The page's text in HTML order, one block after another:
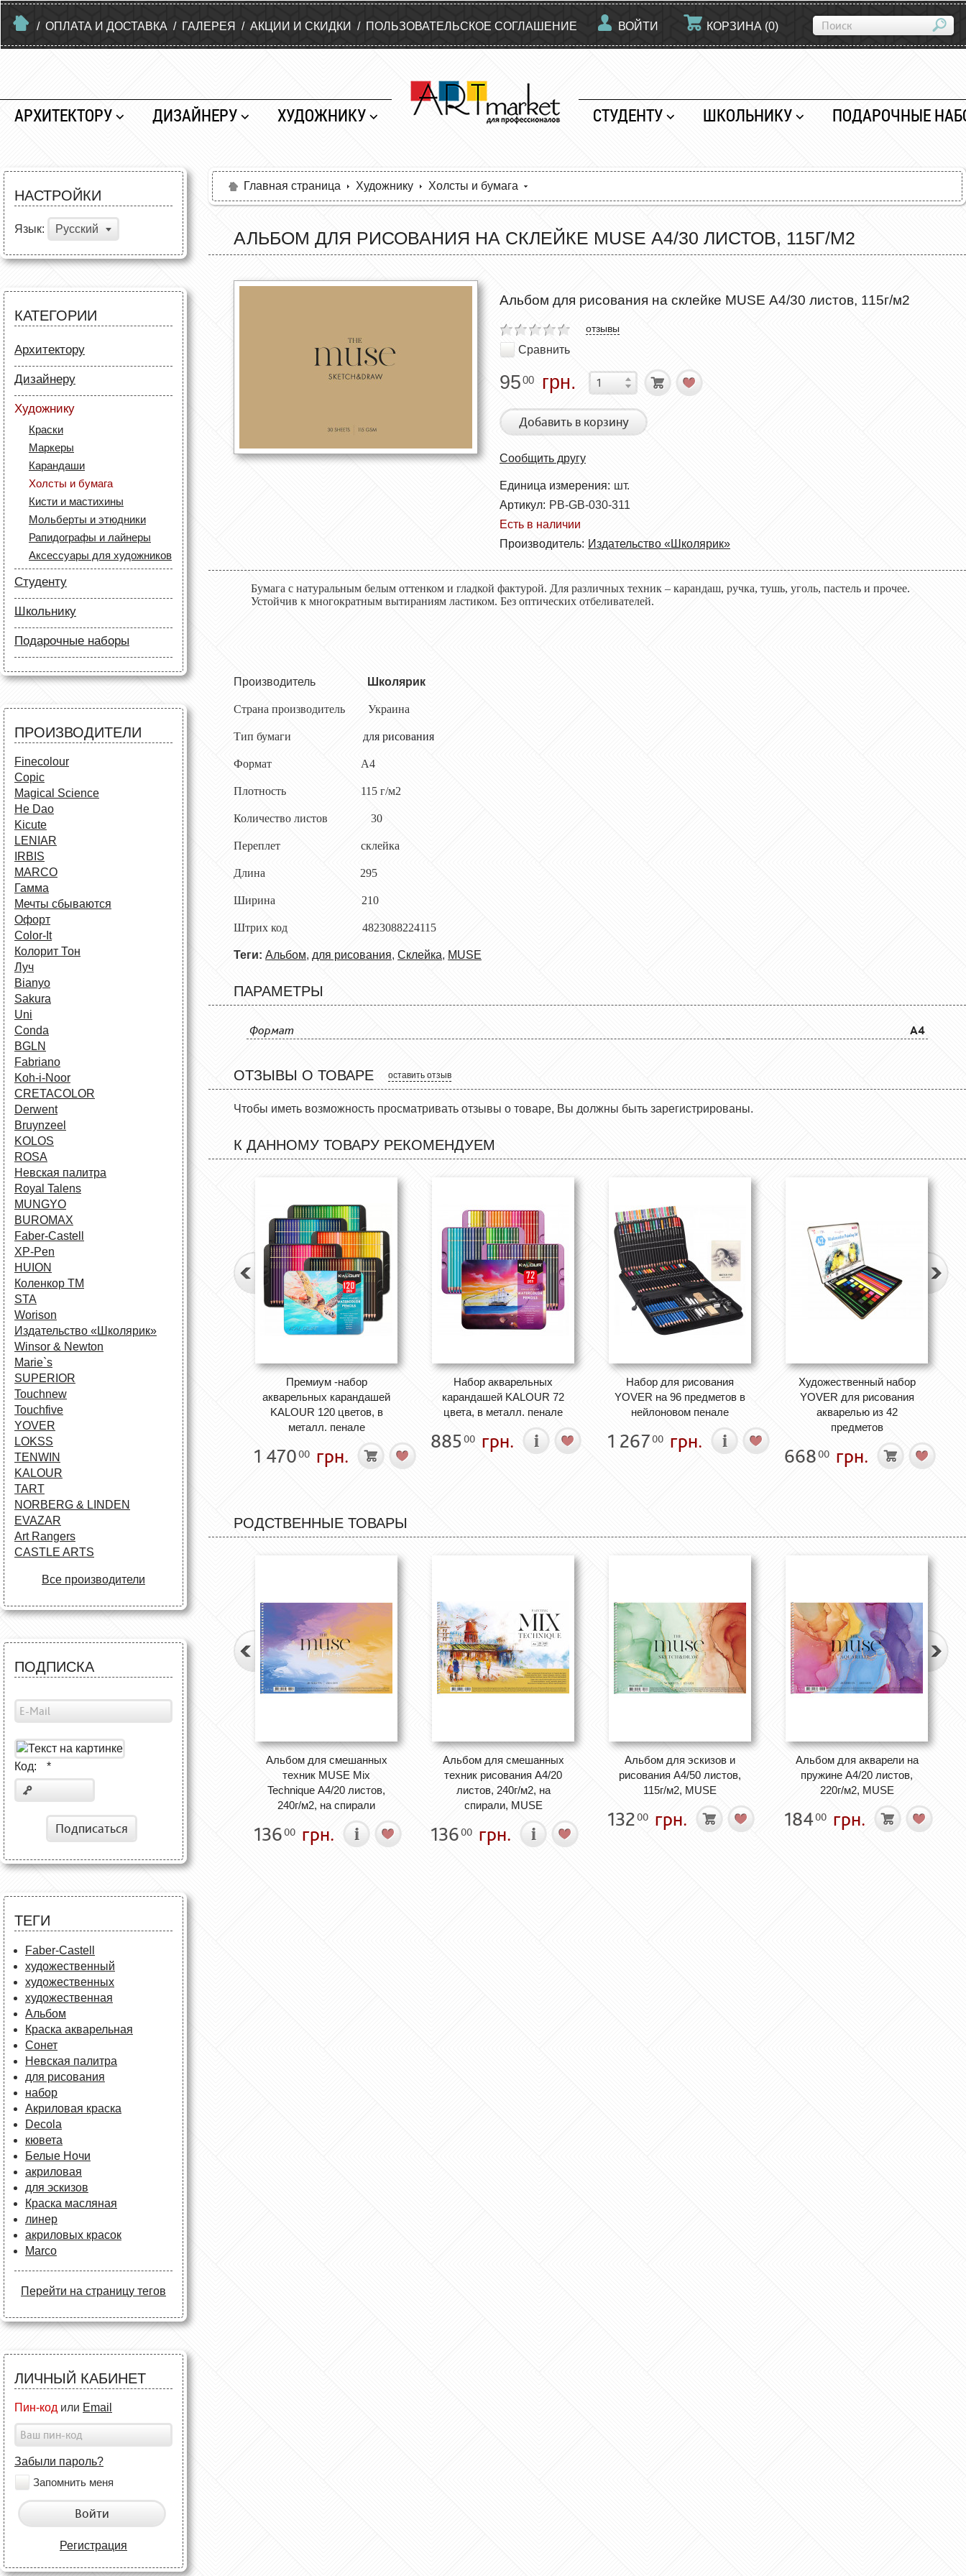
/ ОПЛАТА И ДОСТАВКА / ГАЛЕРЕЯ / АКЦИИ И СКИДКИ / ПОЛЬЗОВАТЕЛЬСКОЕ СОГЛАШЕНИЕ ВОЙТИ КОРЗИНА (0)
АРХИТЕКТОРУ ДИЗАЙНЕРУ ХУДОЖНИКУ СТУДЕНТУ ШКОЛЬНИКУ ПОДАРОЧНЫЕ
НАСТРОЙКИ
Язык: Русский
КАТЕГОРИИ
Архитектору
Бумага
Лайнеры
Маркеры
Карандаши
Аксессуары для
архитекторов
Дизайнеру
Бумага
Карандаши
Скетч маркеры
Лайнеры (рапидографы)
Аксессуары для дизайнеров
Художнику
Краски
Маркеры
Карандаши
Холсты и бумага
Кисти и мастихины
Мольберты и этюдники
Рапидографы и лайнеры
Аксессуары для художников
Студенту
Бумага
Лайнеры
Маркеры
Карандаши
Все для черчения
Школьнику
Бумага
Маркеры
Все для черчения
Все для творчества
Аксессуары для
школьников
Подарочные наборы
Карандаши
Краски и кисти
ПРОИЗВОДИТЕЛИ
Finecolour
Copic
Magical Science
He Dao
Kicute
LENIAR
IRBIS
MARCO
Гамма
Мечты сбываются
Офорт
Сolor-It
Колорит Тон
Луч
Bianyo
Sakura
Uni
Conda
BGLN
Fabriano
Koh-i-Noor
CRETACOLOR
Derwent
Bruynzeel
KOLOS
ROSA
Невская палитра
Royal Talens
MUNGYO
BUROMAX
Faber-Castell
XP-Pen
HUION
Коленкор ТМ
STA
Worison
Издательство «Школярик»
Winsor & Newton
Marie`s
SUPERIOR
Touchnew
Touchfive
YOVER
LOKSS
TENWIN
KALOUR
TART
NORBERG & LINDEN
EVAZAR
Art Rangers
CASTLE ARTS
Все производители
ПОДПИСКА
Код: *
Подписаться
ТЕГИ
Faber-Castell
художественный
художественных
художественная
Альбом
Краска акварельная
Сонет
Невская палитра
для рисования
набор
Акриловая краска
Decola
кювета
Белые Ночи
акриловая
для эскизов
Краска масляная
линер
акриловых красок
Marco
Перейти на страницу тегов
ЛИЧНЫЙ КАБИНЕТ
Пин-код или Email
Забыли пароль?
Запомнить меня
Войти
Регистрация
Главная страница Художнику Холсты и бумага
АЛЬБОМ ДЛЯ РИСОВАНИЯ НА СКЛЕЙКЕ MUSE А4/30 ЛИСТОВ, 115Г/М2
Альбом для рисования на склейке MUSE А4/30 листов, 115г/м2
отзывы
Сравнить
9500 грн.
Добавить в корзину
Сообщить другу
Единица измерения: шт.
Артикул: PB-GB-030-311
Есть в наличии
Производитель: Издательство «Школярик»
Бумага с натуральным белым оттенком и гладкой фактурой. Для различных техник – карандаш, ручка, тушь, уголь, пастель и прочее.
Устойчив к многократным вытираниям ластиком. Без оптических отбеливателей.
Производитель Школярик
Страна производитель Украина
Тип бумаги для рисования
Формат А4
Плотность 115 г/м2
Количество листов 30
Переплет склейка
Длина 295
Ширина 210
Штрих код 4823088224115
Теги: Альбом, для рисования, Склейка, MUSE
ПАРАМЕТРЫ
Формат A4
ОТЗЫВЫ О ТОВАРЕ оставить отзыв
Чтобы иметь возможность просматривать отзывы о товаре, Вы должны быть зарегистрированы.
К ДАННОМУ ТОВАРУ РЕКОМЕНДУЕМ
Премиум -набор
акварельных карандашей
KALOUR 120 цветов, в
металл. пенале
1 47000 грн.
Набор акварельных
карандашей KALOUR 72
цвета, в металл. пенале
885 00 грн.
Набор для рисования
YOVER на 96 предметов в
нейлоновом пенале
1 26700 грн.
Художественный набор
YOVER для рисования
акварелью из 42
предметов
66800 грн.
РОДСТВЕННЫЕ ТОВАРЫ
Альбом для смешанных
техник MUSE Mix
Technique А4/20 листов,
240г/м2, на спирали
13600 грн.
Альбом для смешанных
техник рисования А4/20
листов, 240г/м2, на
спирали, MUSE
13600 грн.
Альбом для эскизов и
рисования А4/50 листов,
115г/м2, MUSE
13200 грн.
Альбом для акварели на
пружине А4/20 листов,
220г/м2, MUSE
18400 грн.